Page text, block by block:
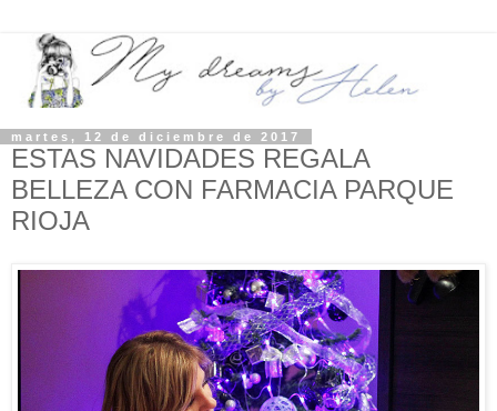
martes, 12 de diciembre de 2017
ESTAS NAVIDADES REGALA
BELLEZA CON FARMACIA PARQUE
RIOJA